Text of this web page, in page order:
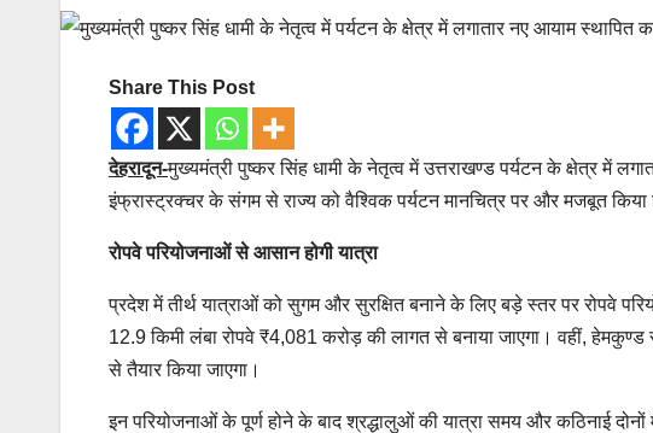
Share This Post
देहरादून-मुख्यमंत्री पुष्कर सिंह धामी के नेतृत्व में उत्तराखण्ड पर्यटन के क्षेत्र में
इंफ्रास्ट्रक्चर के संगम से राज्य को वैश्विक पर्यटन मानचित्र पर और मजबूत किया
रोपवे परियोजनाओं से आसान होगी यात्रा
प्रदेश में तीर्थ यात्राओं को सुगम और सुरक्षित बनाने के लिए बड़े स्तर पर रोपवे
12.9 किमी लंबा रोपवे ₹4,081 करोड़ की लागत से बनाया जाएगा। वहीं,
से तैयार किया जाएगा।
इन परियोजनाओं के पूर्ण होने के बाद श्रद्धालुओं की यात्रा समय और कठिनाई